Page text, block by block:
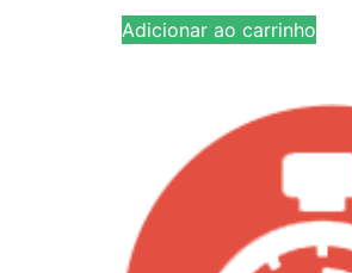
Adicionar ao carrinho